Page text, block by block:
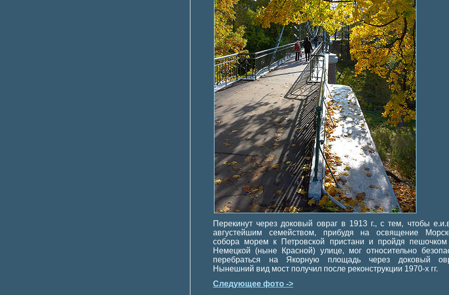
Перекинут через доковый овраг в 1913 г., с тем, чтобы
августейшим семейством, прибудя на освящение
собора морем к Петровской пристани и пройдя
Немецкой (ныне Красной) улице, мог относительно
перебраться на Якорную площадь через доковый
Нынешний вид мост получил после реконструкции 1970-х гг.
Следующее фото ->